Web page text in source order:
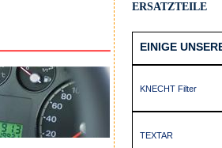
ERSATZTEILE
EINIGE
KNECHT Filter
TEXTAR